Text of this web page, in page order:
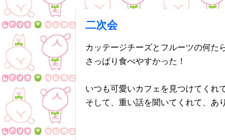
二次会
カッテージチーズとフルーツの何
さっぱり食べやすかった！
いつも可愛いカフェを見つけてくれ
そして、重い話を聞いてくれて、あ